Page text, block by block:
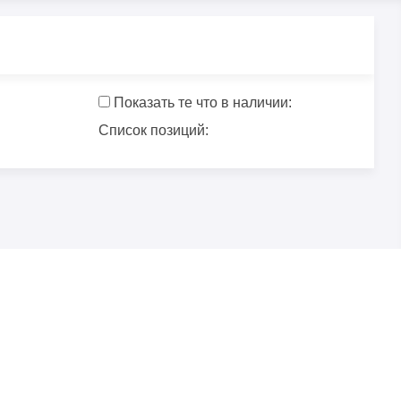
Показать те что в наличии:
Список позиций: